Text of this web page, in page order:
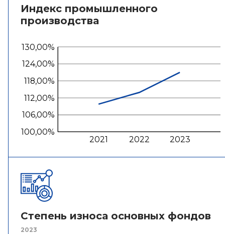
Индекс промышленного
производства
2021 2022 2023
100,00%
106,00%
112,00%
118,00%
124,00%
130,00%
Степень износа основных фондов
2023